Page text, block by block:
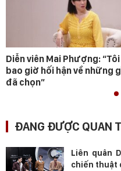
Diễn viên Mai Phượng:
bao giờ hối hận về những
đã chọn”
ĐANG ĐƯỢC QUAN
Liên quân
chiến thuật